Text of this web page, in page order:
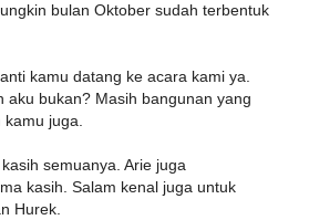
bulan Oktober sudah terbentuk
kamu datang ke acara kami ya.
aku bukan? Masih bangunan yang
kamu juga.
semuanya. Arie juga
kasih. Salam kenal juga untuk
Hurek.